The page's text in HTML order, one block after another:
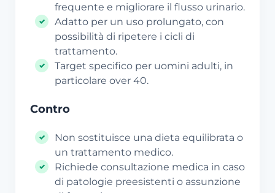
frequente e migliorare il flusso urinario.
Adatto per un uso prolungato, con
possibilità di ripetere i cicli di
trattamento.
Target specifico per uomini adulti, in
particolare over 40.
Contro
Non sostituisce una dieta equilibrata o
un trattamento medico.
Richiede consultazione medica in caso
di patologie preesistenti o assunzione